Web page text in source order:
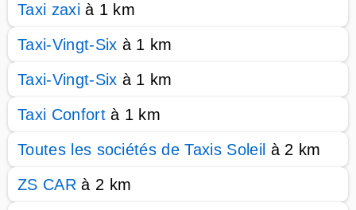
Taxi zaxià 1 km
Taxi-Vingt-Six à 1 km
Taxi-Vingt-Six à 1 km
Taxi Confortà 1 km
Toutes les sociétés de Taxis Soleil à 2 km
ZS CAR à 2 km